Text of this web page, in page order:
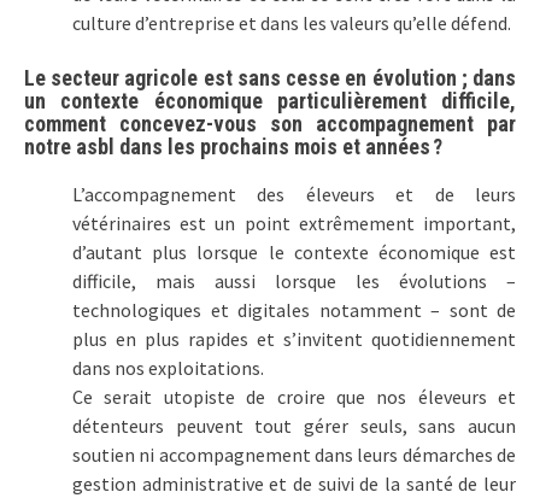
culture d’entreprise et dans les valeurs qu’elle défend.
Le secteur agricole est sans cesse en évolution ; dans
un contexte économique particulièrement difficile,
comment concevez-vous son accompagnement par
notre asbl dans les prochains mois et années ?
L’accompagnement des éleveurs et de leurs
vétérinaires est un point extrêmement important,
d’autant plus lorsque le contexte économique est
difficile, mais aussi lorsque les évolutions –
technologiques et digitales notamment – sont de
plus en plus rapides et s’invitent quotidiennement
dans nos exploitations.
Ce serait utopiste de croire que nos éleveurs et
détenteurs peuvent tout gérer seuls, sans aucun
soutien ni accompagnement dans leurs démarches de
gestion administrative et de suivi de la santé de leur